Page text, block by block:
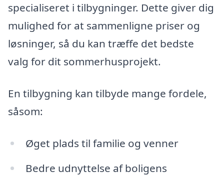
specialiseret i tilbygninger. Dette giver dig
mulighed for at sammenligne priser og
løsninger, så du kan træffe det bedste
valg for dit sommerhusprojekt.
En tilbygning kan tilbyde mange fordele,
såsom:
Øget plads til familie og venner
Bedre udnyttelse af boligens